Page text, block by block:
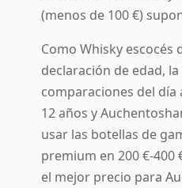
(menos de 100 €)
Como Whisky
declaración de edad,
comparaciones del día
12 años y
usar las botellas de
premium en 200 €-
el mejor precio para